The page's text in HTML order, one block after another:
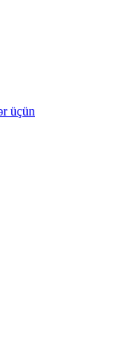
üçün